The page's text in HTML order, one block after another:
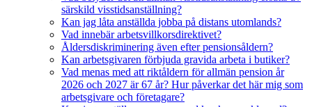
särskild visstidsanställning?
Kan jag låta anställda jobba på distans utomlands?
Vad innebär arbetsvillkorsdirektivet?
Åldersdiskriminering även efter pensionsåldern?
Kan arbetsgivaren förbjuda gravida arbeta i butiker?
Vad menas med att riktåldern för allmän pension år
2026 och 2027 är 67 år? Hur påverkar det här mig som
arbetsgivare och företagare?